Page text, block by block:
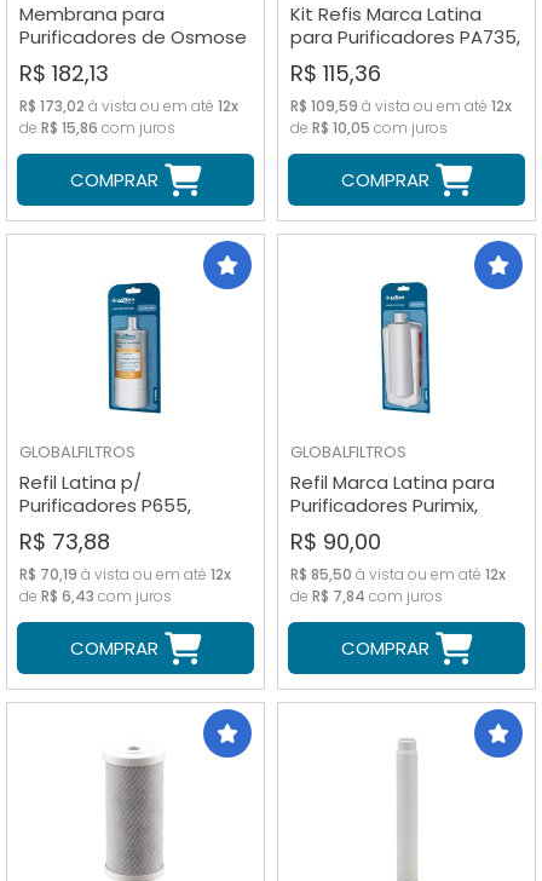
Membrana para
Purificadores de Osmose
Reversa Pentair 50 GPD
R$ 182,13
R$ 173,02 à vista ou em até 12x
de R$ 15,86 com juros
COMPRAR
Kit Refis Marca Latina
para Purificadores PA735,
P635 e P655
R$ 115,36
R$ 109,59 à vista ou em até 12x
de R$ 10,05 com juros
COMPRAR
GLOBALFILTROS
Refil Latina p/
Purificadores P655,
Purifive, PA731 e PN535
R$ 73,88
R$ 70,19 à vista ou em até 12x
de R$ 6,43 com juros
COMPRAR
GLOBALFILTROS
Refil Marca Latina para
Purificadores Purimix,
PA335 e PA355
R$ 90,00
R$ 85,50 à vista ou em até 12x
de R$ 7,84 com juros
COMPRAR